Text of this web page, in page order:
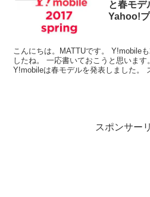
と春モデ
Yahoo!
こんにちは。MATTUです。 Y!mobile
したね。 一応書いておこうと思いま
Y!mobileは春モデルを発表しました。
スポンサー